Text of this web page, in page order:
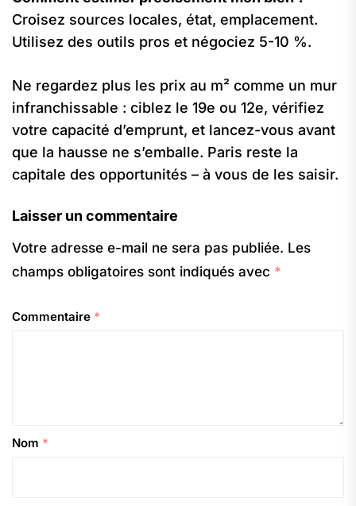
Croisez sources locales, état, emplacement.
Utilisez des outils pros et négociez 5-10 %.
Ne regardez plus les prix au m² comme un mur
infranchissable : ciblez le 19e ou 12e, vérifiez
votre capacité d’emprunt, et lancez-vous avant
que la hausse ne s’emballe. Paris reste la
capitale des opportunités – à vous de les saisir.
Laisser un commentaire
Votre adresse e-mail ne sera pas publiée. Les
champs obligatoires sont indiqués avec *
Commentaire *
Nom *